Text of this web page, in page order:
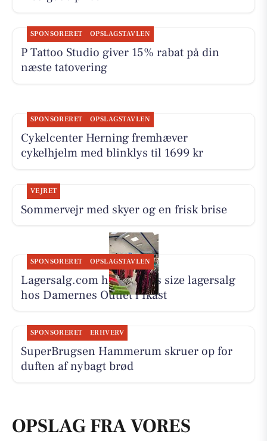
SPONSORERET OPSLAGSTAVLEN
P Tattoo Studio giver 15% rabat på din
næste tatovering
SPONSORERET OPSLAGSTAVLEN
Cykelcenter Herning fremhæver
cykelhjelm med blinklys til 1699 kr
VEJRET
Sommervejr med skyer og en frisk brise
SPONSORERET OPSLAGSTAVLEN
Lagersalg.com holder plus size lagersalg
hos Damernes Outlet i Ikast
SPONSORERET ERHVERV
SuperBrugsen Hammerum skruer op for
duften af nybagt brød
OPSLAG FRA VORES